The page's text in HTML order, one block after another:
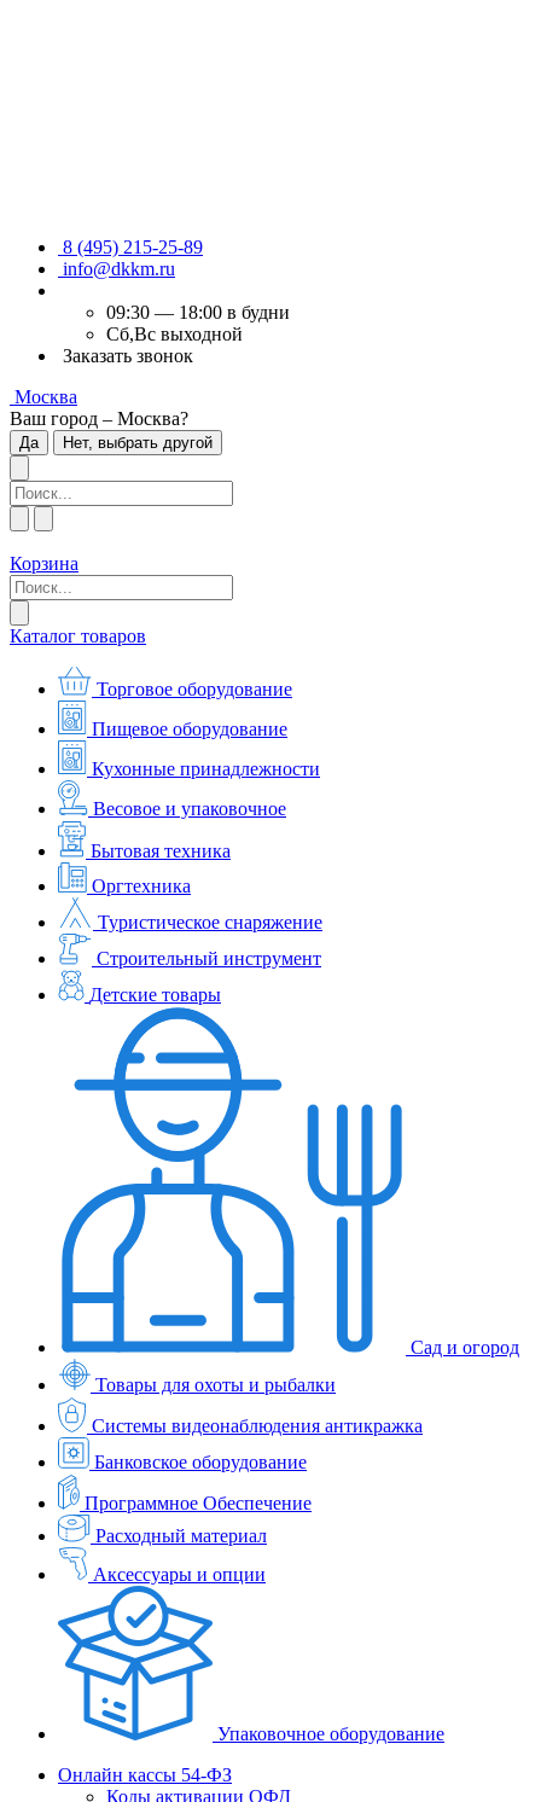
8 (495) 215-25-89
info@dkkm.ru
09:30 — 18:00 в будни
Сб,Вс выходной
Заказать звонок
Москва
Ваш город – Москва?
Да Нет, выбрать другой
Корзина
Каталог товаров
Торговое оборудование
Пищевое оборудование
Кухонные принадлежности
Весовое и упаковочное
Бытовая техника
Оргтехника
Туристическое снаряжение
Строительный инструмент
Детские товары
Сад и огород
Товары для охоты и рыбалки
Системы видеонаблюдения антикражка
Банковское оборудование
Программное Обеспечение
Расходный материал
Аксессуары и опции
Упаковочное оборудование
Онлайн кассы 54-ФЗ
Коды активации ОФД